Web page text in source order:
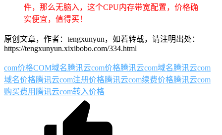
件，那么无脑入，这个CPU内存带宽配置，价格确
实便宜，值得买！
原创文章，作者：tengxunyun，如若转载，请注明出处：
https://tengxunyun.xixibobo.com/334.html
com价格COM域名腾讯云com价格腾讯云com域名腾讯云com
域名价格腾讯云com注册价格腾讯云com续费价格腾讯云com
购买费用 腾讯云com转入价格